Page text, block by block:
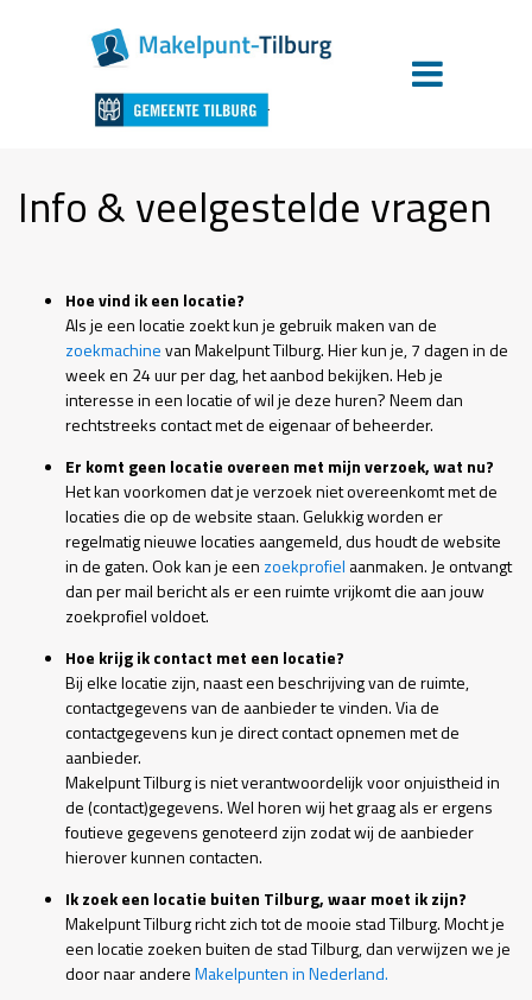
Info & veelgestelde vragen
Hoe vind ik een locatie?
Als je een locatie zoekt kun je gebruik maken van de
zoekmachinevan Makelpunt Tilburg. Hier kun je, 7 dagen in de
week en 24 uur per dag, het aanbod bekijken. Heb je
interesse in een locatie of wil je deze huren? Neem dan
rechtstreeks contact met de eigenaar of beheerder.
Er komt geen locatie overeen met mijn verzoek, wat nu?
Het kan voorkomen dat je verzoek niet overeenkomt met de
locaties die op de website staan. Gelukkig worden er
regelmatig nieuwe locaties aangemeld, dus houdt de website
in de gaten. Ook kan je een zoekprofiel aanmaken. Je ontvangt
dan per mail bericht als er een ruimte vrijkomt die aan jouw
zoekprofiel voldoet.
Hoe krijg ik contact met een locatie?
Bij elke locatie zijn, naast een beschrijving van de ruimte,
contactgegevens van de aanbieder te vinden. Via de
contactgegevens kun je direct contact opnemen met de
aanbieder.
Makelpunt Tilburg is niet verantwoordelijk voor onjuistheid in
de (contact)gegevens. Wel horen wij het graag als er ergens
foutieve gegevens genoteerd zijn zodat wij de aanbieder
hierover kunnen contacten.
Ik zoek een locatie buiten Tilburg, waar moet ik zijn?
Makelpunt Tilburg richt zich tot de mooie stad Tilburg. Mocht je
een locatie zoeken buiten de stad Tilburg, dan verwijzen we je
door naar andereMakelpunten in Nederland.